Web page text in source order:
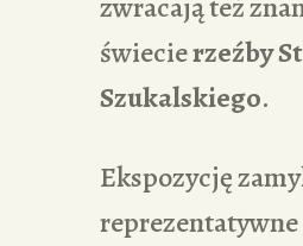
świecierzeźby
Szukalskiego.
Ekspozycję